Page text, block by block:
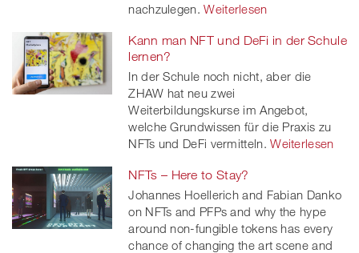
nachzulegen. Weiterlesen
Kann man NFT und DeFi in der Schule
lernen?
In der Schule noch nicht, aber die
ZHAW hat neu zwei
Weiterbildungskurse im Angebot,
welche Grundwissen für die Praxis zu
NFTs und DeFi vermitteln. Weiterlesen
NFTs – Here to Stay?
Johannes Hoellerich and Fabian Danko
on NFTs and PFPs and why the hype
around non-fungible tokens has every
chance of changing the art scene and